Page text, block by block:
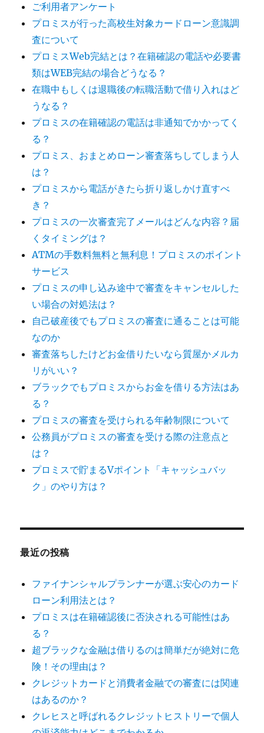
ご利用者アンケート
プロミスが行った高校生対象カードローン意識調
査について
プロミスWeb完結とは？在籍確認の電話や必要書
類はWEB完結の場合どうなる？
在職中もしくは退職後の転職活動で借り入れはど
うなる？
プロミスの在籍確認の電話は非通知でかかってく
る？
プロミス、おまとめローン審査落ちしてしまう人
は？
プロミスから電話がきたら折り返しかけ直すべ
き？
プロミスの一次審査完了メールはどんな内容？届
くタイミングは？
ATMの手数料無料と無利息！プロミスのポイント
サービス
プロミスの申し込み途中で審査をキャンセルした
い場合の対処法は？
自己破産後でもプロミスの審査に通ることは可能
なのか
審査落ちしたけどお金借りたいなら質屋かメルカ
リがいい？
ブラックでもプロミスからお金を借りる方法はあ
る？
プロミスの審査を受けられる年齢制限について
公務員がプロミスの審査を受ける際の注意点と
は？
プロミスで貯まるVポイント「キャッシュバッ
ク」のやり方は？
最近の投稿
ファイナンシャルプランナーが選ぶ安心のカード
ローン利用法とは？
プロミスは在籍確認後に否決される可能性はあ
る？
超ブラックな金融は借りるのは簡単だが絶対に危
険！その理由は？
クレジットカードと消費者金融での審査には関連
はあるのか？
クレヒスと呼ばれるクレジットヒストリーで個人